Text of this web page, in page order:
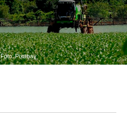
Foto: Pixabay